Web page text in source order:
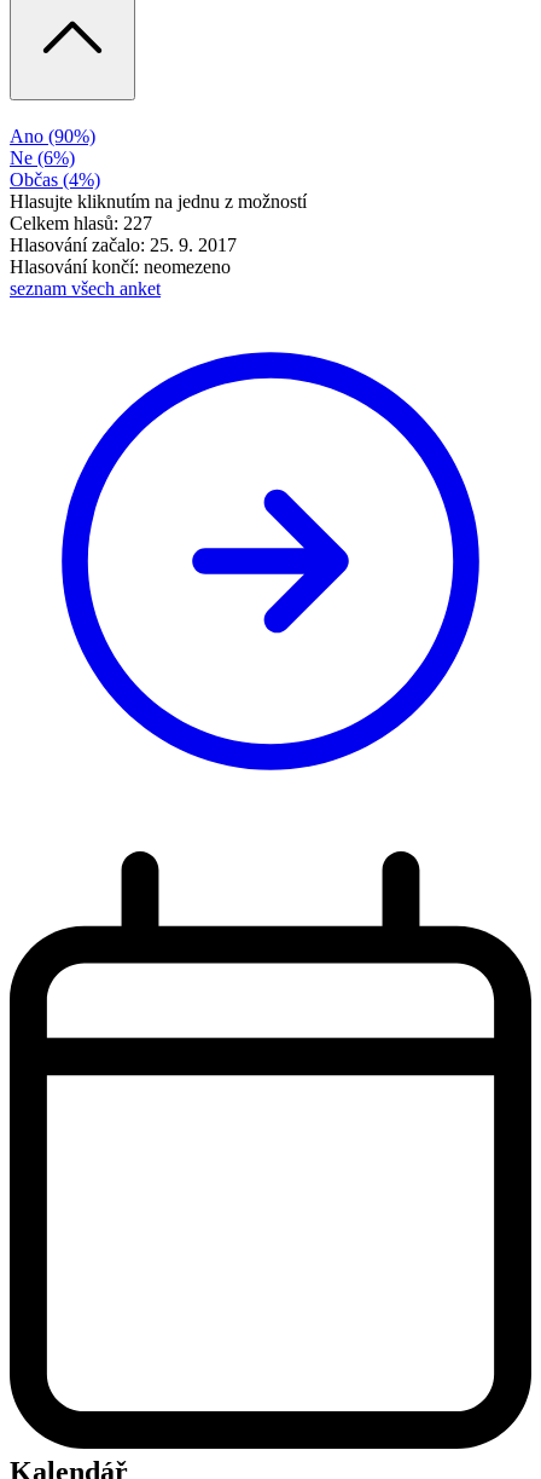
Ano (90%)
Ne (6%)
Občas (4%)
Hlasujte kliknutím na jednu z možností
Celkem hlasů: 227
Hlasování začalo: 25. 9. 2017
Hlasování končí: neomezeno
seznam všech anket
Kalendář